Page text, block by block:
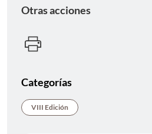
Otras acciones
Categorías
VIII Edición